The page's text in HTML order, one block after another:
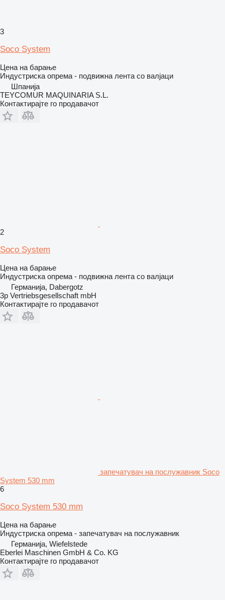
3
Soco System
Цена на барање
Индустриска опрема - подвижна лента со валјаци
Шпанија
TEYCOMUR MAQUINARIA S.L.
Контактирајте го продавачот
2
Soco System
Цена на барање
Индустриска опрема - подвижна лента со валјаци
Германија, Dabergotz
3p Vertriebsgesellschaft mbH
Контактирајте го продавачот
запечатувач на послужавник Soco
System 530 mm
6
Soco System 530 mm
Цена на барање
Индустриска опрема - запечатувач на послужавник
Германија, Wiefelstede
Eberlei Maschinen GmbH & Co. KG
Контактирајте го продавачот